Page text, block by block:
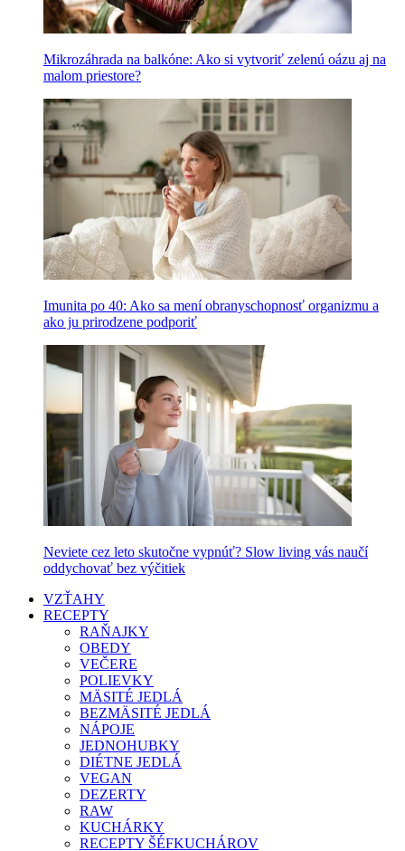
Mikrozáhrada na balkóne: Ako si vytvoriť zelenú oázu aj na
malom priestore?
Imunita po 40: Ako sa mení obranyschopnosť organizmu a
ako ju prirodzene podporiť
Neviete cez leto skutočne vypnúť? Slow living vás naučí
oddychovať bez výčitiek
VZŤAHY
RECEPTY
RAŇAJKY
OBEDY
VEČERE
POLIEVKY
MÄSITÉ JEDLÁ
BEZMÄSITÉ JEDLÁ
NÁPOJE
JEDNOHUBKY
DIÉTNE JEDLÁ
VEGAN
DEZERTY
RAW
KUCHÁRKY
RECEPTY ŠÉFKUCHÁROV